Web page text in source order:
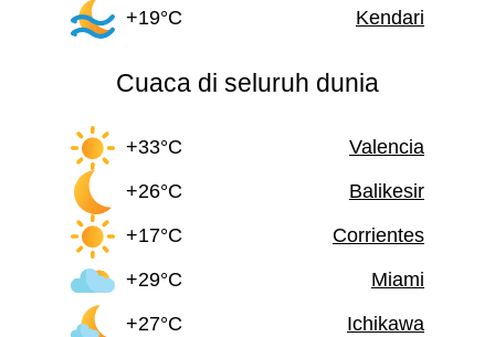
+19°C
Kendari
Cuaca di seluruh dunia
+33°C
Valencia
+26°C
Balikesir
+17°C
Corrientes
+29°C
Miami
+27°C
Ichikawa